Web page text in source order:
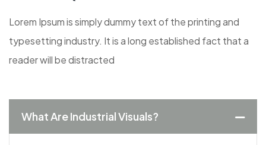
Lorem Ipsum is simply dummy text of the printing and
typesetting industry. It is a long established fact that a
reader will be distracted
What Are Industrial Visuals?